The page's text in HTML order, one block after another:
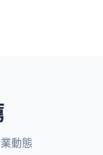
動態